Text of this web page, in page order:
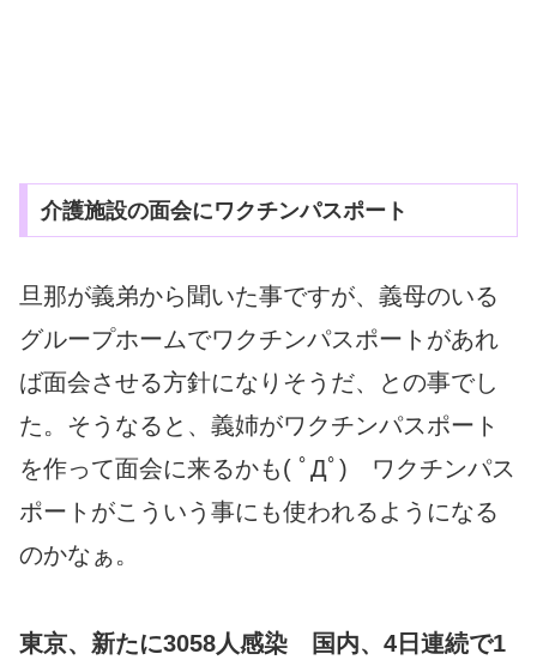
介護施設の面会にワクチンパスポート
旦那が義弟から聞いた事ですが、義母のいる
グループホームでワクチンパスポートがあれ
ば面会させる方針になりそうだ、との事でし
た。そうなると、義姉がワクチンパスポート
を作って面会に来るかも( ﾟДﾟ) ワクチンパス
ポートがこういう事にも使われるようになる
のかなぁ。
東京、新たに3058人感染 国内、4日連続で1